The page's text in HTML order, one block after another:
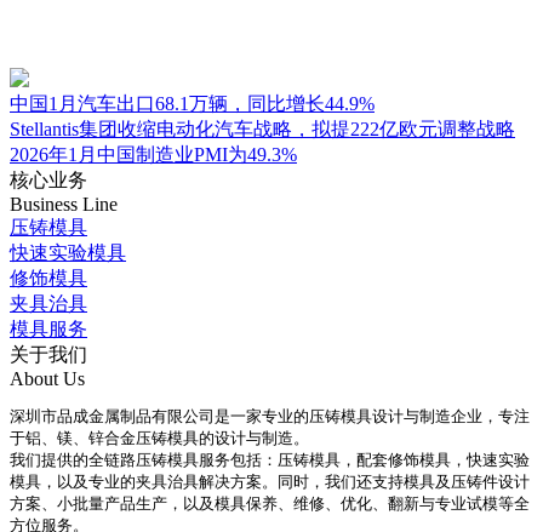
中国1月汽车出口68.1万辆，同比增长44.9%
Stellantis集团收缩电动化汽车战略，拟提222亿欧元调整战略
2026年1月中国制造业PMI为49.3%
核心业务
Business Line
压铸模具
快速实验模具
修饰模具
夹具治具
模具服务
关于我们
About Us
深圳市品成金属制品有限公司是一家专业的压铸模具设计与制造企业，专注
于铝、镁、锌合金压铸模具的设计与制造。
我们提供的全链路压铸模具服务包括：压铸模具，配套修饰模具，快速实验
模具，以及专业的夹具治具解决方案。同时，我们还支持模具及压铸件设计
方案、小批量产品生产，以及模具保养、维修、优化、翻新与专业试模等全
方位服务。